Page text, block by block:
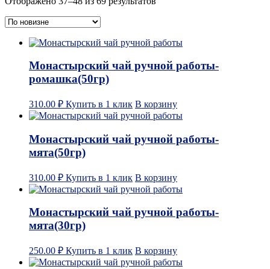
Монастырский чай ручной работы-
ромашка(50гр)
310.00 ₽ Купить в 1 клик В корзину
Монастырский чай ручной работы-
мята(50гр)
310.00 ₽ Купить в 1 клик В корзину
Монастырский чай ручной работы-
мята(30гр)
250.00 ₽ Купить в 1 клик В корзину